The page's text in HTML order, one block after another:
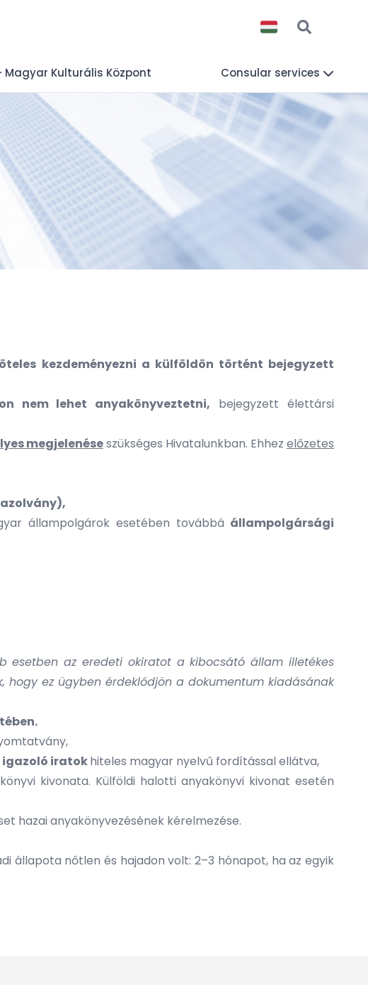
Magyar Kulturális Központ Consular services
kezdeményezni a külföldön történt bejegyzett
nem lehet anyakönyveztetni, bejegyzett élettársi
megjelenéseszükséges Hivatalunkban. Ehhezelőzetes
állampolgárok esetében továbbá állampolgársági
esetben az eredeti okiratot a kibocsátó állam illetékes
ez ügyben érdeklődjön a dokumentum kiadásának
iratokhiteles magyar nyelvű fordítással ellátva,
kivonata. Külföldi halotti anyakönyvi kivonat esetén
hazai anyakönyvezésének kérelmezése.
állapota nőtlen és hajadon volt: 2–3 hónapot, ha az egyik